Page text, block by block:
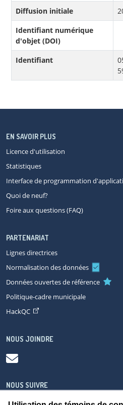
Diffusion initiale
Identifiant numérique
d'objet (DOI)
Identifiant
EN SAVOIR PLUS
Licence d'utilisation
Statistiques
Interface de programmation
Quoi de neuf?
Foire aux questions (FAQ)
PARTENARIAT
Lignes directrices
Normalisation des données
Données ouvertes de référence
Politique-cadre municipale
HackQC
NOUS JOINDRE
NOUS SUIVRE